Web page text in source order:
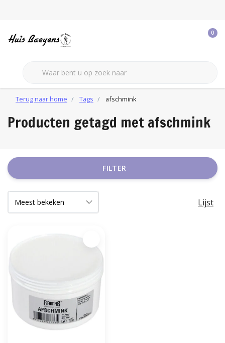
0
Terug naar home Tags afschmink
Producten getagd met afschmink
FILTER
Lijst